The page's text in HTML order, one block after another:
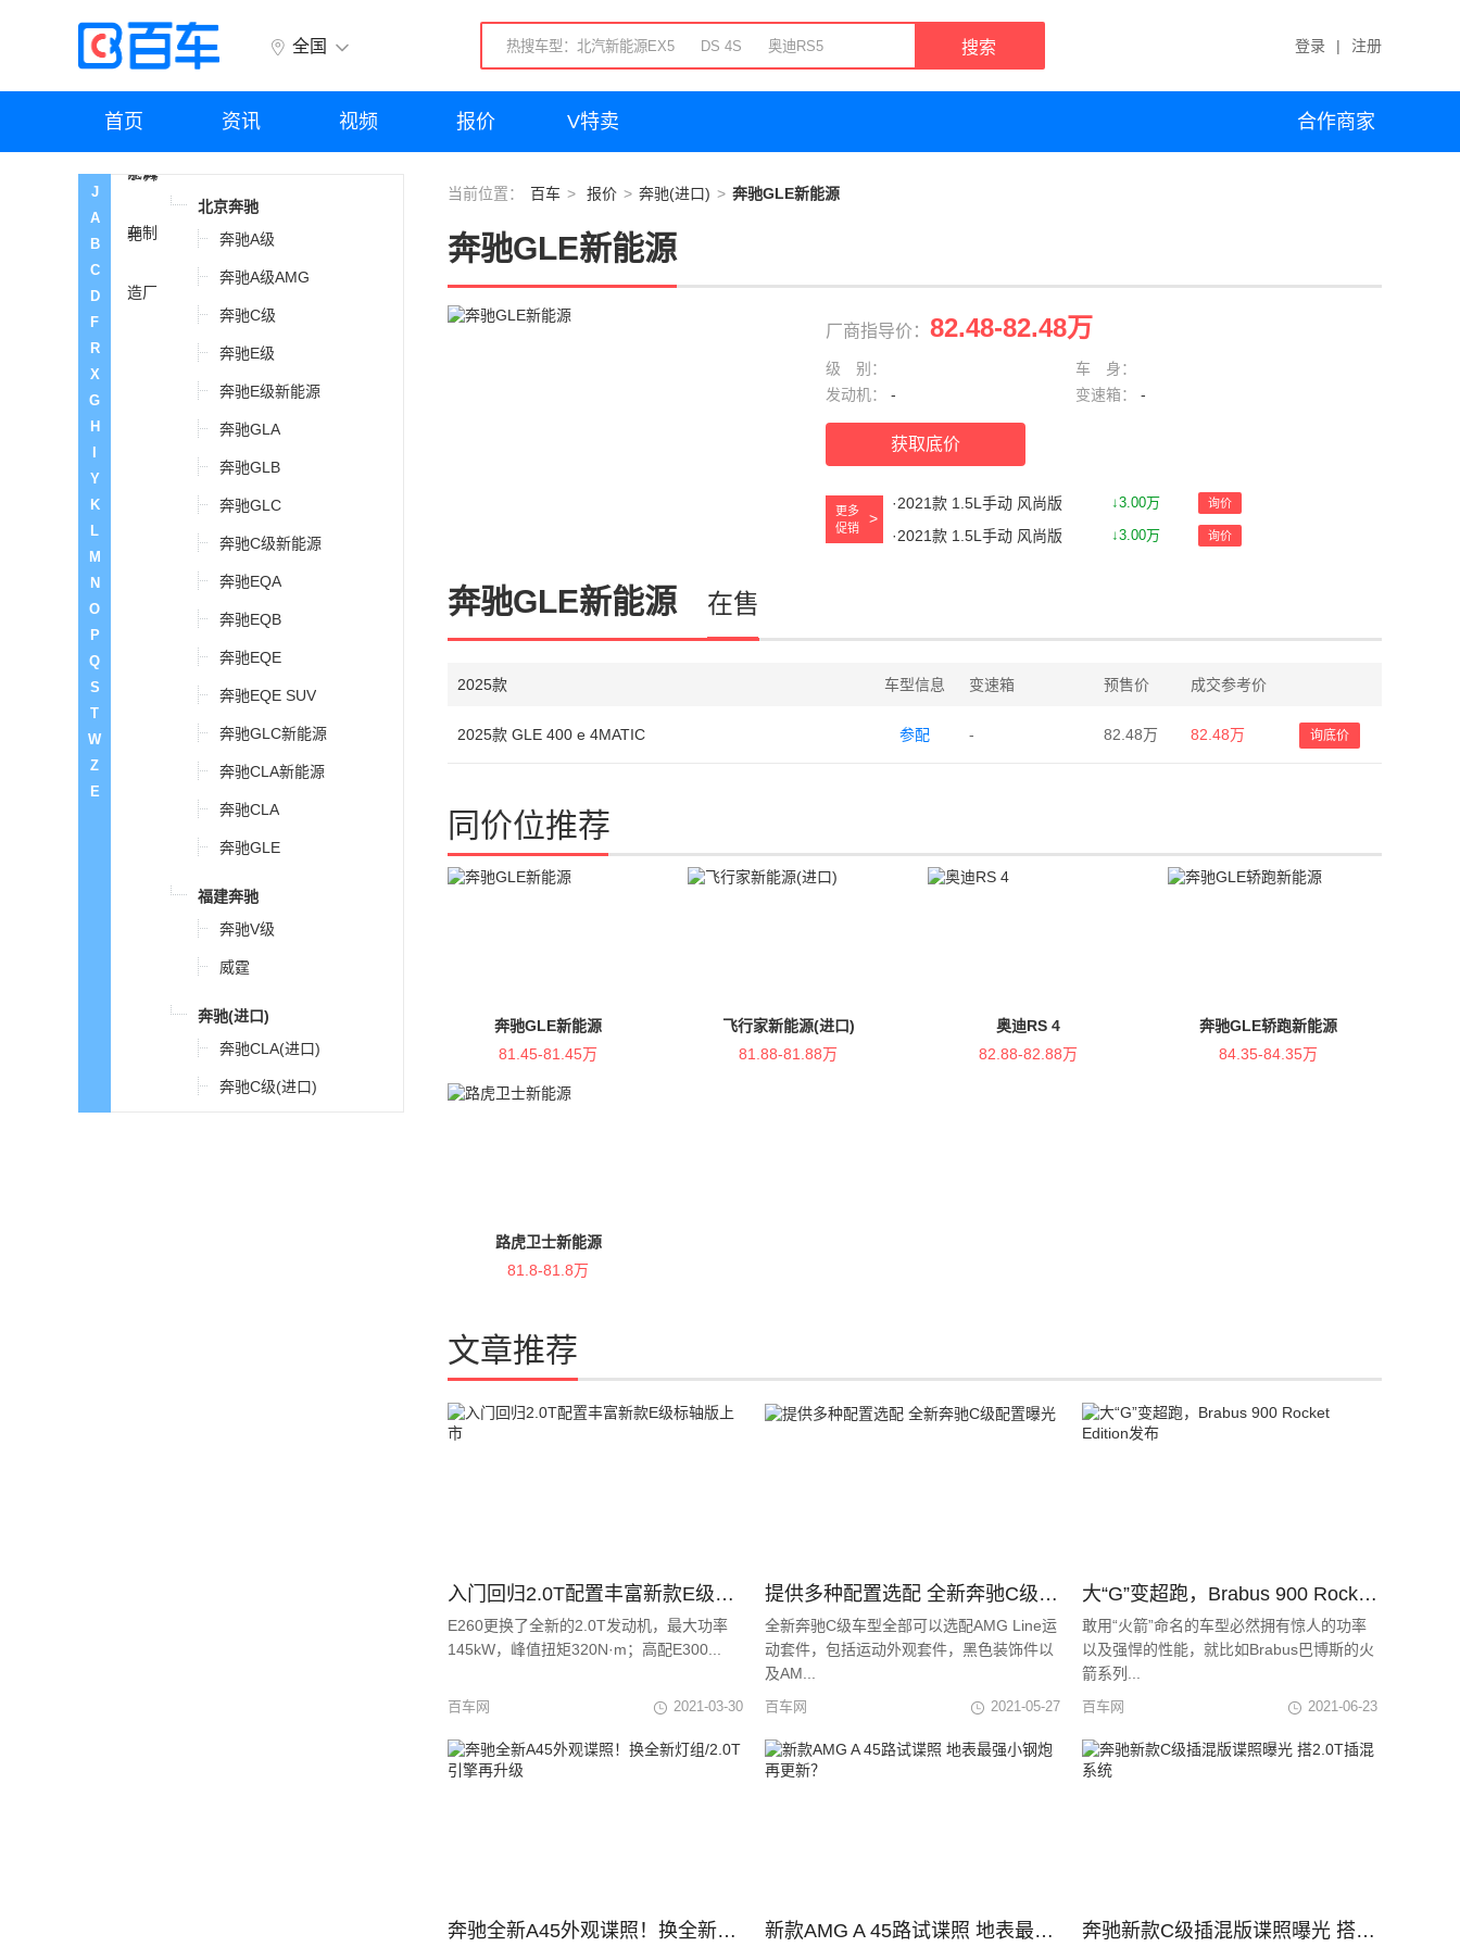
全国 搜索 登录 | 注册
首页 资讯 视频 报价 V特卖 合作商家
J
A
B
C
D
F
R
X
G
H
Y
K
L
M
N
O
P
Q
S
T
W
Z
E
北汽新能源
北京奔驰
奔驰A级
奔驰A级AMG
奔驰C级
奔驰E级
奔驰E级新能源
奔驰GLA
奔驰GLB
奔驰GLC
奔驰C级新能源
奔驰EQA
奔驰EQB
奔驰EQE
奔驰EQE SUV
奔驰GLC新能源
奔驰CLA新能源
奔驰CLA
奔驰GLE
福建奔驰
奔驰V级
威霆
奔驰(进口)
奔驰CLA(进口)
奔驰C级(进口)
当前位置： 百车 报价 奔驰(进口) 奔驰GLE新能源
奔驰GLE新能源
厂商指导价： 82.48-82.48万
级 别：
车 身：
发动机：
- 变速箱： -
获取底价
更多
促销
·2021款 1.5L手动 风尚版 ↓3.00万 询价
·2021款 1.5L手动 风尚版 ↓3.00万 询价
奔驰GLE新能源 在售
2025款 车型信息 变速箱 预售价 成交参考价
2025款 GLE 400 e 4MATIC 参配 - 82.48万 82.48万 询底价
同价位推荐
奔驰GLE新能源
81.45-81.45万
飞行家新能源(进口)
81.88-81.88万
奥迪RS 4
82.88-82.88万
奔驰GLE轿跑新能源
84.35-84.35万
路虎卫士新能源
81.8-81.8万
文章推荐
入门回归2.0T配置丰富新款E级标轴版上市
E260更换了全新的2.0T发动机，最大功率
145kW，峰值扭矩320N·m；高配E300...
百车网 2021-03-30
提供多种配置选配 全新奔驰C级配置曝光
全新奔驰C级车型全部可以选配AMG Line运
动套件，包括运动外观套件，黑色装饰件以
及AM...
百车网 2021-05-27
大“G”变超跑，Brabus 900 Rocket Edition发布
敢用“火箭”命名的车型必然拥有惊人的功率
以及强悍的性能，就比如Brabus巴博斯的火
箭系列...
百车网 2021-06-23
奔驰全新A45外观谍照！换全新灯组/2.0T引擎再升级 新款AMG A 45路试谍照 地表最强小钢炮再更新？ 奔驰新款C级插混版谍照曝光 搭2.0T插混系统